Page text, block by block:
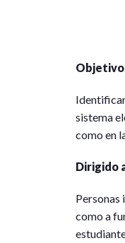
Objetivo
sistema
como en
Dirigido
Personas
como a